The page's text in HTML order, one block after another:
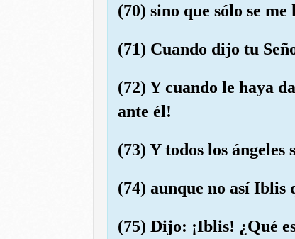
(70) sino que sólo se
(71) Cuando dijo tu
(72) Y cuando le haya
ante él!
(73) Y todos los ángeles
(74) aunque no así Iblis
(75) Dijo: ¡Iblis! ¿Qué